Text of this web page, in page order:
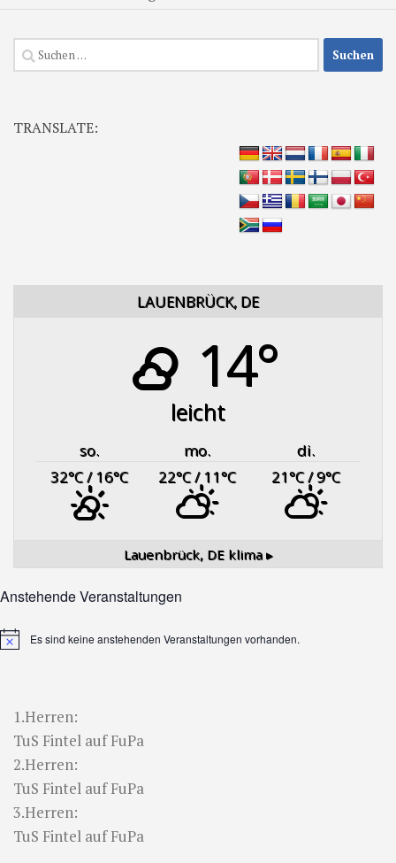
Suchen
nach:
TRANSLATE:
LAUENBRÜCK, DE
14°
leicht
so. mo.
di.
32°C/ 16°C 22°C/ 11°C 21°C/ 9°C
Lauenbrück, DEklima ▸
Anstehende Veranstaltungen
HinweisEs sind keine anstehenden Veranstaltungen vorhanden.
1.Herren:
TuS Fintel auf FuPa
2.Herren:
TuS Fintel auf FuPa
3.Herren:
TuS Fintel auf FuPa